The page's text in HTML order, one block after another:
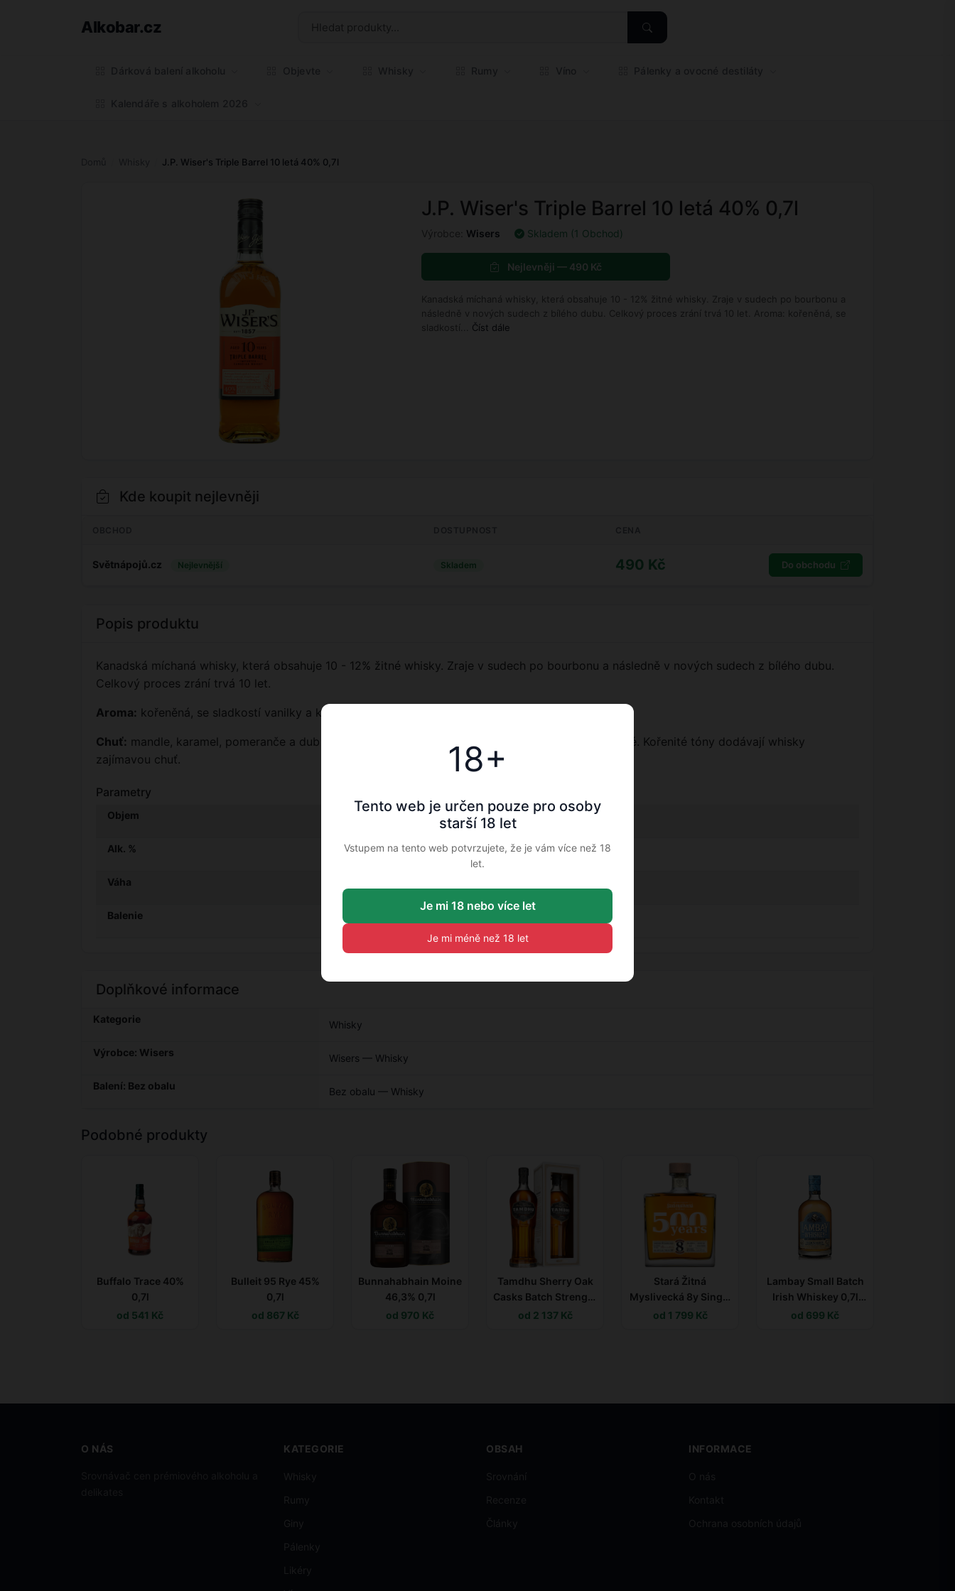
18+
Tento web je určen pouze pro osoby
starší 18 let
Vstupem na tento web potvrzujete, že je vám více než 18
let.
Je mi 18 nebo více let
Je mi méně než 18 let
Alkobar.cz
J.P. Wiser's Triple Barrel 10 letá 40% 0,7l
J.P. Wiser's Triple Barrel 10 letá 40% 0,7l
Výrobce: Wisers Skladem (1 Obchod)
Nejlevněji — 490 Kč
Kanadská míchaná whisky, která obsahuje 10 - 12% žitné whisky. Zraje v sudech po bourbonu a
následně v nových sudech z bílého dubu. Celkový proces zrání trvá 10 let. Aroma: kořeněná, se
sladkostí... Číst dále
Kde koupit nejlevněji
Světnápojů.cz Nejlevnější Skladem 490 Kč Do obchodu
Popis produktu
Kanadská míchaná whisky, která obsahuje 10 - 12% žitné whisky. Zraje v sudech po bourbonu a následně v nových sudech z bílého dubu.
Celkový proces zrání trvá 10 let.
Aroma: kořeněná, se sladkostí vanilky a karamelu s tóny pomerančů
Chuť: mandle, karamel, pomeranče a dub v kombinaci s vanilkou a kořením jsou dokonale vyvážené. Kořenité tóny dodávají whisky
zajímavou chuť.
Parametry
Objem
Alk. % 40
Váha 1.18
Balenie Bez obalu
Doplňkové informace
Kategorie Whisky
Výrobce: Wisers Wisers — Whisky
Balení: Bez obalu Bez obalu — Whisky
Podobné produkty
Buffalo Trace 40%
0,7l
od 541 Kč
Bulleit 95 Rye 45%
0,7l
od 867 Kč
Bunnahabhain Moine
46,3% 0,7l
od 970 Kč
Tamdhu Sherry Oak
Casks Batch Strength
008 55,8% 0,7l
od 2 137 Kč
Stará Žitná
Myslivecká 8y Single
Barrel Rum Finish 0,7l
od 1 799 Kč
Lambay Small Batch
Irish Whiskey 0,7l
40%
od 699 Kč
O NÁS KATEGORIE OBSAH INFORMACE